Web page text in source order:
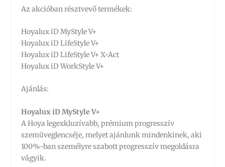
Az akcióban résztvevő termékek:
Hoyalux iD MyStyle V+
Hoyalux iD LifeStyle V+
Hoyalux iD LifeStyle V+ X-Act
Hoyalux iD WorkStyle V+
Ajánlás:
Hoyalux iD MyStyle V+
A Hoya legexkluzívabb, prémium progresszív
szemüveglencséje, melyet ajánlunk mindenkinek, aki
100%-ban személyre szabott progresszív megoldásra
vágyik.